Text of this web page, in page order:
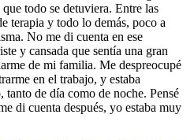
todo se detuviera. Entre las
terapia y todo lo demás, poco a
No me di cuenta en ese
y cansada que sentía una gran
de mi familia. Me despreocupé
en el trabajo, y estaba
tanto de día como de noche. Pensé
di cuenta después, yo estaba muy